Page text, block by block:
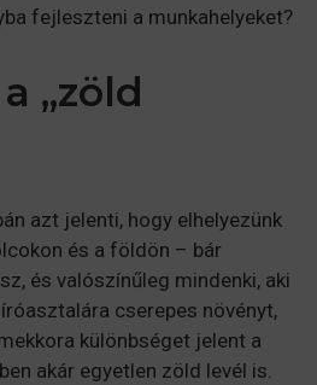
fejleszteni a munkahelyeket?
„zöld
azt jelenti, hogy elhelyezünk
és a földön – bár
és valószínűleg mindenki, aki
cserepes növényt,
különbséget jelent a
akár egyetlen zöld levél is.